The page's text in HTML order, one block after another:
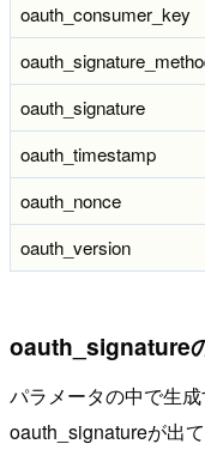
oauth_consumer_key
oauth_signature
oauth_timestamp
oauth_nonce
oauth_version
oauth_signature
パラメータの中で生成
oauth_signatureが出